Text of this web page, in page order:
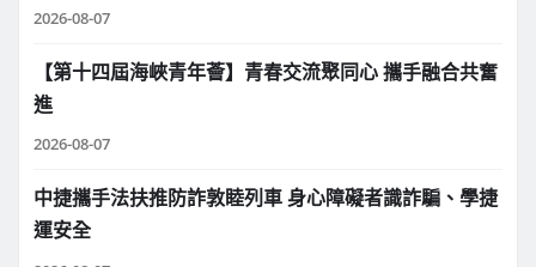
2026-08-07
【第十四屆海峽青年薈】青春交流聚同心 攜手融合共奮
進
2026-08-07
中捷攜手法扶推防詐敦睦列車 身心障礙者識詐騙、學捷
運安全